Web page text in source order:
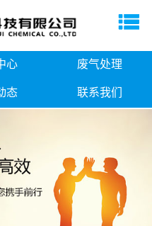
心 废气处理
态 联系我们